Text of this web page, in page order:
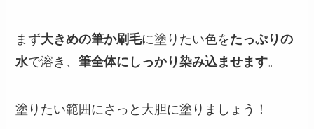
まず大きめの筆か刷毛に塗りたい色をたっぷりの
水で溶き、筆全体にしっかり染み込ませます。
塗りたい範囲にさっと大胆に塗りましょう！